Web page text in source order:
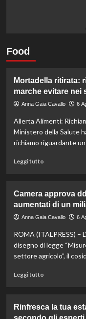
Food
Mortadella ritirata:
marche evitare nei
Anna Gaia Cavallo 6
Allerta Alimenti:
Ministero della Salute
richiamo riguardante
Leggi tuttoLeggi
Mortadella
ritirata:
rischio
scopri
quali
marche
Camera approva
aumentati di un
Anna Gaia Cavallo 6
ROMA (ITALPRESS) –
disegno di legge
settore agricolo”, il
Leggi tuttoLeggi
Camera
Rinfresca la tua